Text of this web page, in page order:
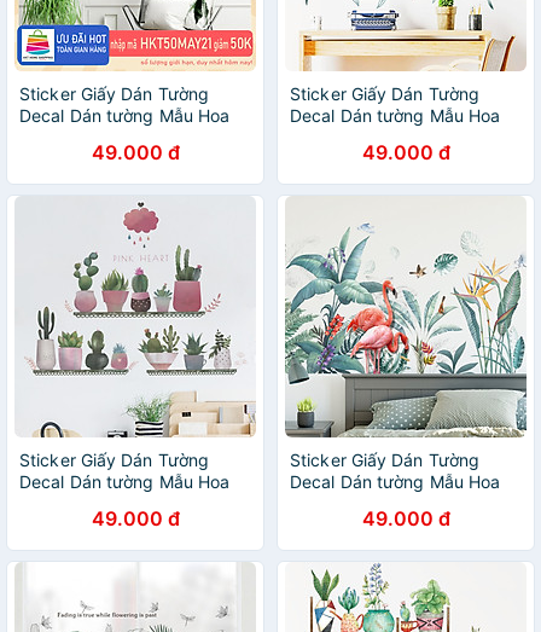
Sticker Giấy Dán Tường
Decal Dán tường Mẫu Hoa
49.000 đ
Sticker Giấy Dán Tường
Decal Dán tường Mẫu Hoa
49.000 đ
Sticker Giấy Dán Tường
Decal Dán tường Mẫu Hoa
49.000 đ
Sticker Giấy Dán Tường
Decal Dán tường Mẫu Hoa
49.000 đ